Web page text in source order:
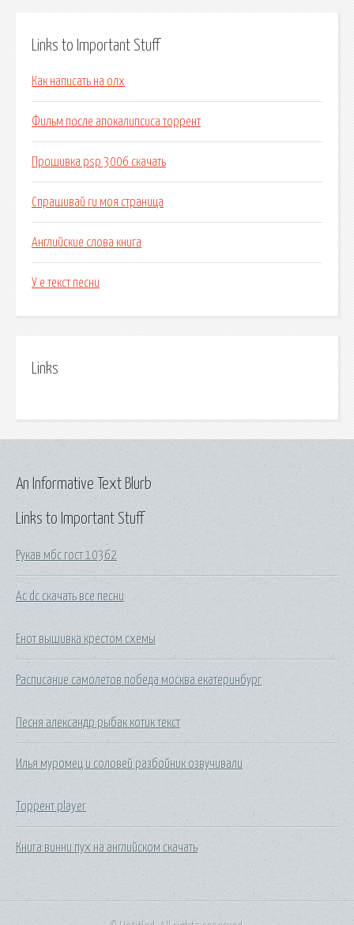
Links to Important Stuff
Как написать на олх
Фильм после апокалипсиса торрент
Прошивка psp 3006 скачать
Спрашивай ru моя страница
Английские слова книга
У е текст песни
Links
Links to Important Stuff
Рукав мбс гост 10362
Ac dc скачать все песни
Енот вышивка крестом схемы
Расписание самолетов победа москва екатеринбург
Песня александр рыбак котик текст
Илья муромец и соловей разбойник озвучивали
Торрент player
Книга винни пух на английском скачать
An Informative Text Blurb